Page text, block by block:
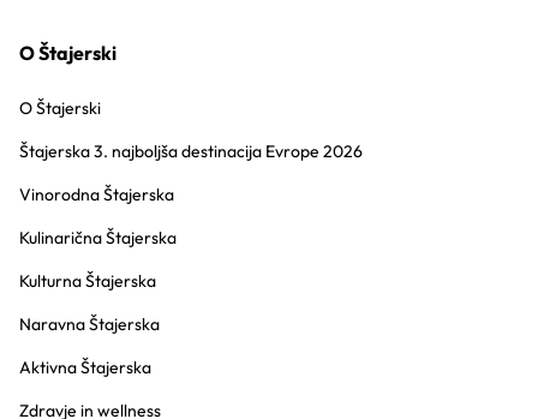
O Štajerski
O Štajerski
Štajerska 3. najboljša destinacija Evrope 2026
Vinorodna Štajerska
Kulinarična Štajerska
Kulturna Štajerska
Naravna Štajerska
Aktivna Štajerska
Zdravje in wellness